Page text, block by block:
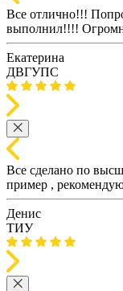
Все отлично!!!
выполнил!!!!
Екатерина
ДВГУПС
Все сделано по
пример ,
Денис
ТИУ